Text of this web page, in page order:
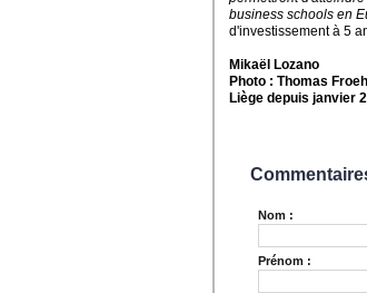
business schools en
d'investissement à 5
Mikaël Lozano
Photo : Thomas
Liège depuis janvier
Nom :
Prénom :